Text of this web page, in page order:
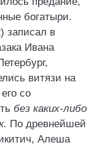
богатыри.
записал в
Ивана
витязи на
со
без каких-либо
По древнейшей
Алеша